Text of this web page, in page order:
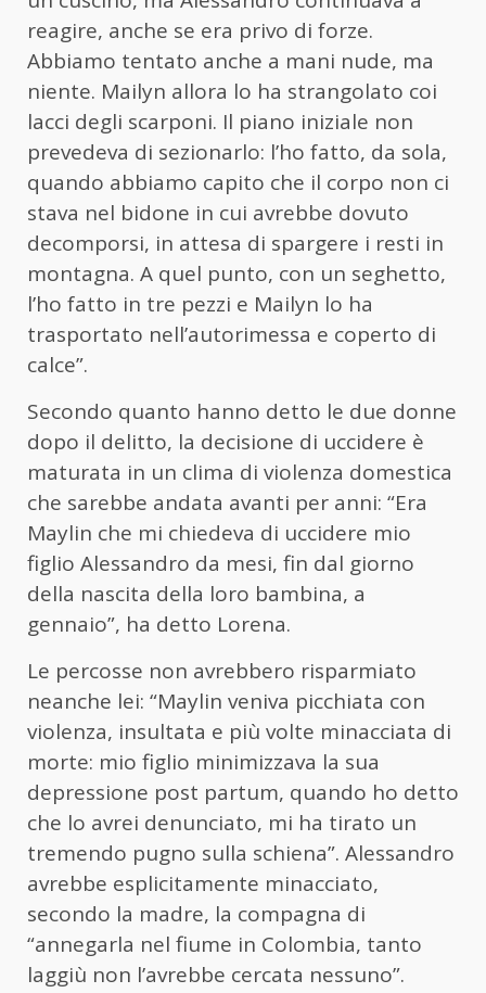
reagire, anche se era privo di forze.
Abbiamo tentato anche a mani nude, ma
niente. Mailyn allora lo ha strangolato coi
lacci degli scarponi. Il piano iniziale non
prevedeva di sezionarlo: l’ho fatto, da sola,
quando abbiamo capito che il corpo non ci
stava nel bidone in cui avrebbe dovuto
decomporsi, in attesa di spargere i resti in
montagna. A quel punto, con un seghetto,
l’ho fatto in tre pezzi e Mailyn lo ha
trasportato nell’autorimessa e coperto di
calce”.
Secondo quanto hanno detto le due donne
dopo il delitto, la decisione di uccidere è
maturata in un clima di violenza domestica
che sarebbe andata avanti per anni: “Era
Maylin che mi chiedeva di uccidere mio
figlio Alessandro da mesi, fin dal giorno
della nascita della loro bambina, a
gennaio”, ha detto Lorena.
Le percosse non avrebbero risparmiato
neanche lei: “Maylin veniva picchiata con
violenza, insultata e più volte minacciata di
morte: mio figlio minimizzava la sua
depressione post partum, quando ho detto
che lo avrei denunciato, mi ha tirato un
tremendo pugno sulla schiena”. Alessandro
avrebbe esplicitamente minacciato,
secondo la madre, la compagna di
“annegarla nel fiume in Colombia, tanto
laggiù non l’avrebbe cercata nessuno”.